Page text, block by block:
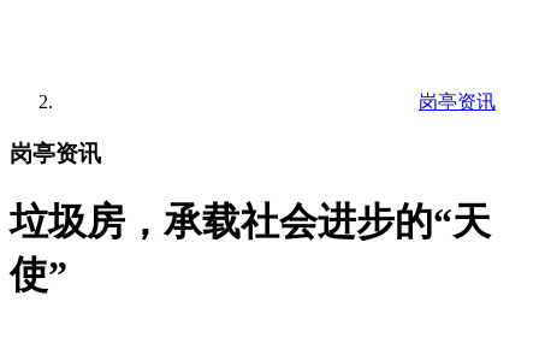
岗亭资讯
岗亭资讯
垃圾房，承载社会进步的“天
使”